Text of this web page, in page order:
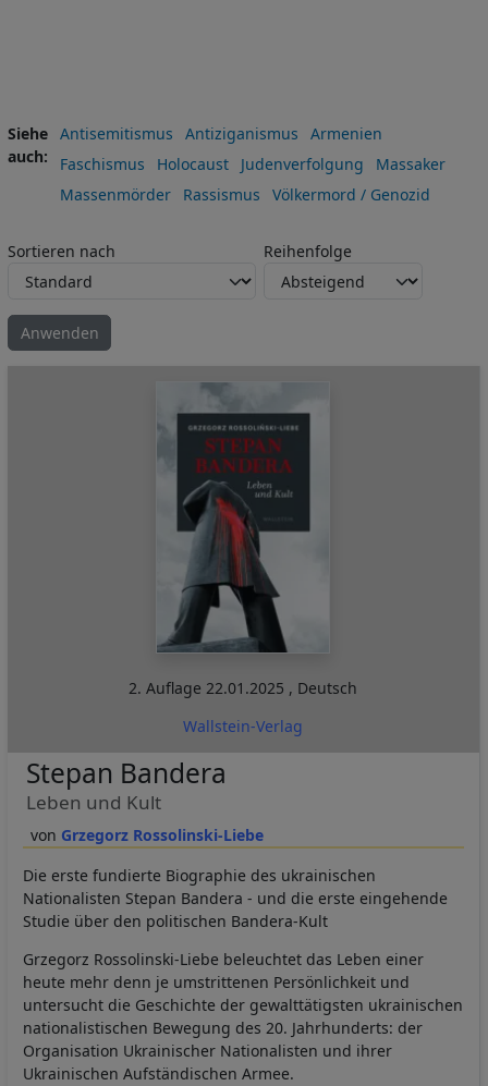
Siehe
auch
Antisemitismus Antiziganismus
Armenien
Faschismus
Holocaust Judenverfolgung
Massaker
Massenmörder
Rassismus Völkermord / Genozid
Sortieren nach Reihenfolge
2. Auflage22.01.2025 , Deutsch
Wallstein-Verlag
Grzegorz Rossolinski-Liebe
Stepan Bandera
Leben und Kult
Die erste fundierte Biographie des ukrainischen
Nationalisten Stepan Bandera - und die erste eingehende
Studie über den politischen Bandera-Kult
Grzegorz Rossolinski-Liebe beleuchtet das Leben einer
heute mehr denn je umstrittenen Persönlichkeit und
untersucht die Geschichte der gewalttätigsten ukrainischen
nationalistischen Bewegung des 20. Jahrhunderts: der
Organisation Ukrainischer Nationalisten und ihrer
Ukrainischen Aufständischen Armee.